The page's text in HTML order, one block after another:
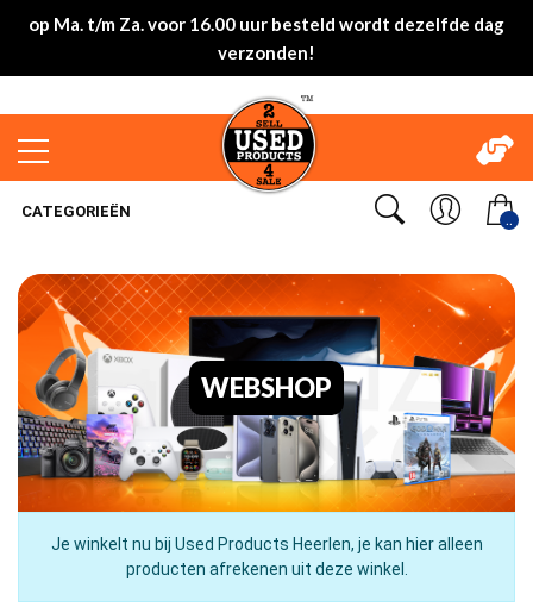
op Ma. t/m Za. voor 16.00 uur besteld wordt dezelfde dag
verzonden!
..
CATEGORIEËN
WEBSHOP
Je winkelt nu bij Used Products Heerlen, je kan hier alleen
producten afrekenen uit deze winkel.